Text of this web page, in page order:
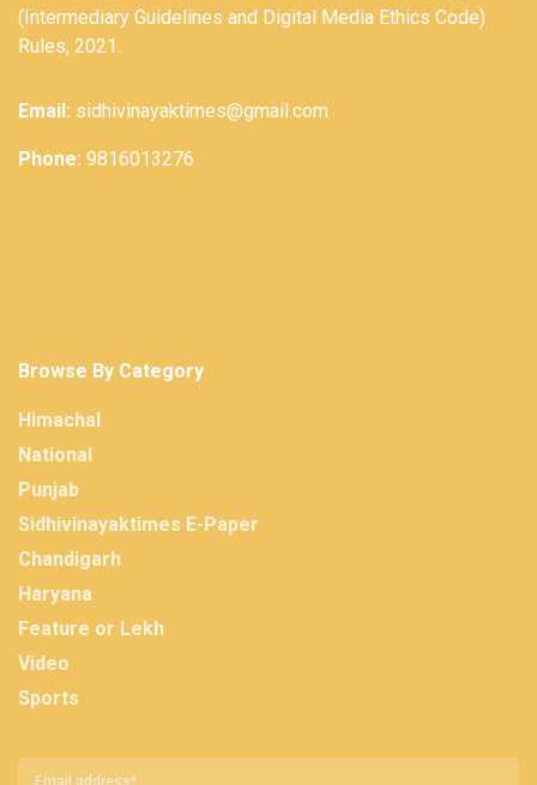
(Intermediary Guidelines and Digital Media Ethics Code)
Rules, 2021.
Email: sidhivinayaktimes@gmail.com
Phone: 9816013276
Browse By Category
Himachal
National
Punjab
Sidhivinayaktimes E-Paper
Chandigarh
Haryana
Feature or Lekh
Video
Sports